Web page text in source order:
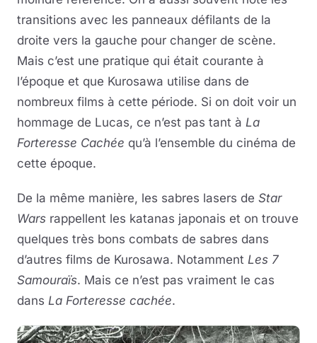
transitions avec les panneaux défilants de la
droite vers la gauche pour changer de scène.
Mais c’est une pratique qui était courante à
l’époque et que Kurosawa utilise dans de
nombreux films à cette période. Si on doit voir un
hommage de Lucas, ce n’est pas tant à La
Forteresse Cachée qu’à l’ensemble du cinéma de
cette époque.
De la même manière, les sabres lasers de Star
Wars rappellent les katanas japonais et on trouve
quelques très bons combats de sabres dans
d’autres films de Kurosawa. Notamment Les 7
Samouraïs. Mais ce n’est pas vraiment le cas
dans La Forteresse cachée.